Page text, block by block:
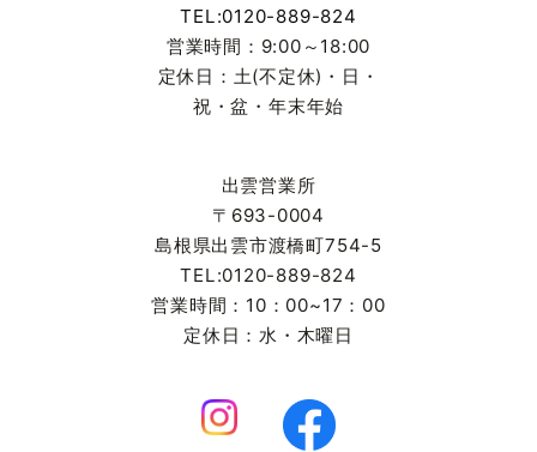
TEL:0120-889-824
営業時間：9:00～18:00
定休日：土(不定休)・日・
祝・盆・年末年始
出雲営業所
〒693-0004
島根県出雲市渡橋町754-5
TEL:0120-889-824
営業時間：10：00~17：00
定休日：水・木曜日